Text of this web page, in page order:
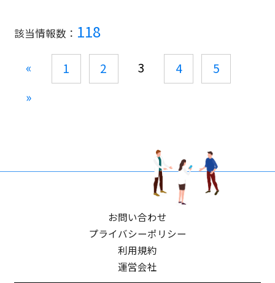
該当情報数： 118
« 1 2 3 4
5
»
お問い合わせ
プライバシーポリシー
利用規約
運営会社